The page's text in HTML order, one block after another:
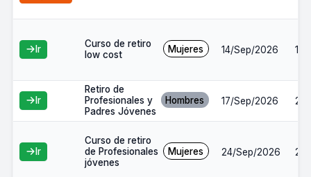
Ir
Curso de retiro
low cost
Mujeres 14/Sep/2026
Ir
Retiro de
Profesionales y
Padres Jóvenes
Hombres 17/Sep/2026
Ir
Curso de retiro
de Profesionales
jóvenes
Mujeres 24/Sep/2026